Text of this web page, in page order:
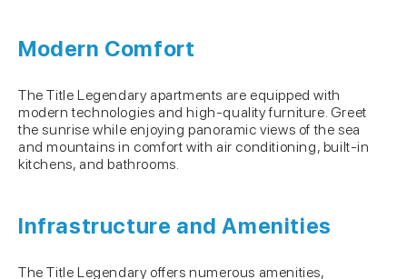
Modern Comfort
The Title Legendary apartments are equipped with
modern technologies and high-quality furniture. Greet
the sunrise while enjoying panoramic views of the sea
and mountains in comfort with air conditioning, built-in
kitchens, and bathrooms.
Infrastructure and Amenities
The Title Legendary offers numerous amenities,